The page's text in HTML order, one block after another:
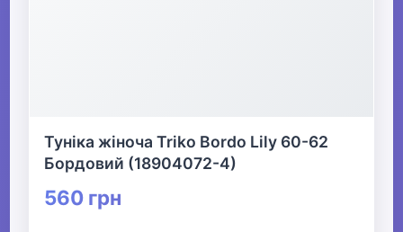
Туніка жіноча Triko Bordo Lily 60-62
Бордовий (18904072-4)
560 грн